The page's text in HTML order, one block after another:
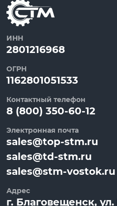
ИНН
2801216968
ОГРН
1162801051533
Контактный телефон
8 (800) 350-60-12
Электронная почта
sales@top-stm.ru
sales@td-stm.ru
sales@stm-vostok.ru
Адрес
г. Благовещенск, ул.